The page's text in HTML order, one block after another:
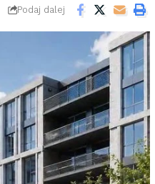
Podaj dalej